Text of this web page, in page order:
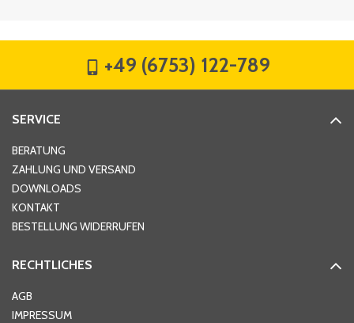
Hausnummer
Ort*
+49 (6753) 122-789
SERVICE
BERATUNG
ZAHLUNG UND VERSAND
DOWNLOADS
KONTAKT
BESTELLUNG WIDERRUFEN
RECHTLICHES
AGB
IMPRESSUM